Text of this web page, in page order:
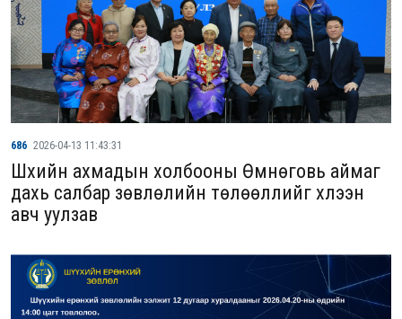
686 2026-04-13 11:43:31
Шүүхийн ахмадын холбооны Өмнөговь аймаг
дахь салбар зөвлөлийн төлөөллийг хүлээн
авч уулзав